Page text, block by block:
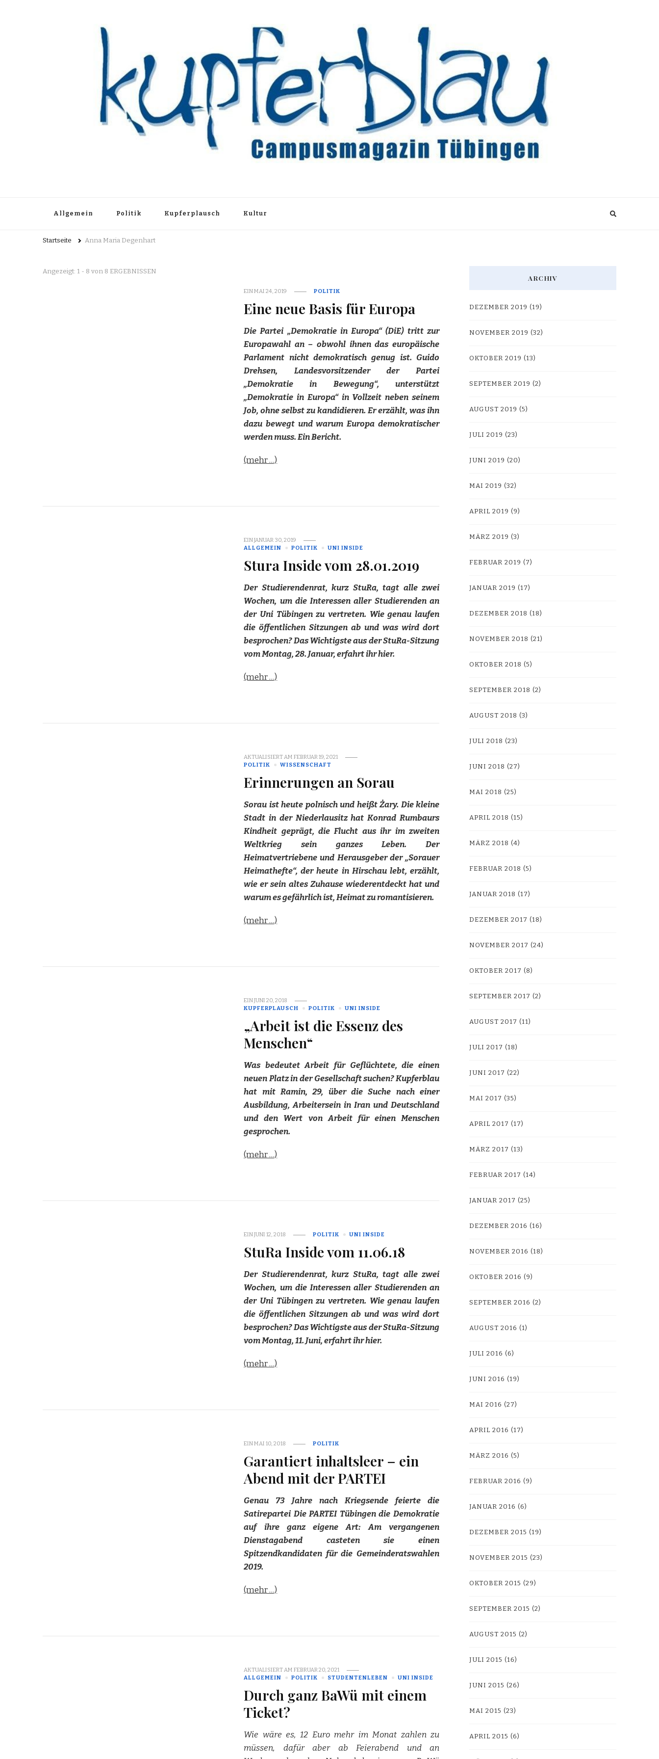
Kupferblau Archiv
Allgemein Politik Kupferplausch Kultur
Startseite Anna Maria Degenhart
Angezeigt: 1 - 8 von 8 ERGEBNISSEN
EINMAI 24, 2019 POLITIK
Eine neue Basis für Europa
Die Partei „Demokratie in Europa“ (DiE) tritt zur
Europawahl an – obwohl ihnen das europäische
Parlament nicht demokratisch genug ist. Guido
Drehsen, Landesvorsitzender der Partei
„Demokratie in Bewegung“, unterstützt
„Demokratie in Europa“ in Vollzeit neben seinem
Job, ohne selbst zu kandidieren. Er erzählt, was ihn
dazu bewegt und warum Europa demokratischer
werden muss. Ein Bericht.
(mehr …)
EINJANUAR 30, 2019
ALLGEMEIN
POLITIK UNI INSIDE
Stura Inside vom 28.01.2019
Der Studierendenrat, kurz StuRa, tagt alle zwei
Wochen, um die Interessen aller Studierenden an
der Uni Tübingen zu vertreten. Wie genau laufen
die öffentlichen Sitzungen ab und was wird dort
besprochen? Das Wichtigste aus der StuRa-Sitzung
vom Montag, 28. Januar, erfahrt ihr hier.
(mehr …)
AKTUALISIERT AMFEBRUAR 19, 2021
POLITIK
WISSENSCHAFT
Erinnerungen an Sorau
Sorau ist heute polnisch und heißt Żary. Die kleine
Stadt in der Niederlausitz hat Konrad Rumbaurs
Kindheit geprägt, die Flucht aus ihr im zweiten
Weltkrieg sein ganzes Leben. Der
Heimatvertriebene und Herausgeber der „Sorauer
Heimathefte“, der heute in Hirschau lebt, erzählt,
wie er sein altes Zuhause wiederentdeckt hat und
warum es gefährlich ist, Heimat zu romantisieren.
(mehr …)
EINJUNI 20, 2018
KUPFERPLAUSCH
POLITIK UNI INSIDE
„Arbeit ist die Essenz des
Menschen“
Was bedeutet Arbeit für Geflüchtete, die einen
neuen Platz in der Gesellschaft suchen? Kupferblau
hat mit Ramin, 29, über die Suche nach einer
Ausbildung, Arbeitersein in Iran und Deutschland
und den Wert von Arbeit für einen Menschen
gesprochen.
(mehr …)
EINJUNI 12, 2018 POLITIK UNI INSIDE
StuRa Inside vom 11.06.18
Der Studierendenrat, kurz StuRa, tagt alle zwei
Wochen, um die Interessen aller Studierenden an
der Uni Tübingen zu vertreten. Wie genau laufen
die öffentlichen Sitzungen ab und was wird dort
besprochen? Das Wichtigste aus der StuRa-Sitzung
vom Montag, 11. Juni, erfahrt ihr hier.
(mehr …)
EINMAI 10, 2018 POLITIK
Garantiert inhaltsleer – ein
Abend mit der PARTEI
Genau 73 Jahre nach Kriegsende feierte die
Satirepartei Die PARTEI Tübingen die Demokratie
auf ihre ganz eigene Art: Am vergangenen
Dienstagabend casteten sie einen
Spitzendkandidaten für die Gemeinderatswahlen
2019.
(mehr …)
AKTUALISIERT AMFEBRUAR 20, 2021
ALLGEMEIN
POLITIK STUDENTENLEBEN UNI INSIDE
Durch ganz BaWü mit einem
Ticket?
Wie wäre es, 12 Euro mehr im Monat zahlen zu
müssen, dafür aber ab Feierabend und an
ARCHIV
DEZEMBER 2019 (19)
NOVEMBER 2019 (32)
OKTOBER 2019 (13)
SEPTEMBER 2019 (2)
AUGUST 2019 (5)
JULI 2019 (23)
JUNI 2019 (20)
MAI 2019 (32)
APRIL 2019 (9)
MÄRZ 2019 (3)
FEBRUAR 2019 (7)
JANUAR 2019 (17)
DEZEMBER 2018 (18)
NOVEMBER 2018 (21)
OKTOBER 2018 (5)
SEPTEMBER 2018 (2)
AUGUST 2018 (3)
JULI 2018 (23)
JUNI 2018 (27)
MAI 2018 (25)
APRIL 2018 (15)
MÄRZ 2018 (4)
FEBRUAR 2018 (5)
JANUAR 2018 (17)
DEZEMBER 2017 (18)
NOVEMBER 2017 (24)
OKTOBER 2017 (8)
SEPTEMBER 2017 (2)
AUGUST 2017 (11)
JULI 2017 (18)
JUNI 2017 (22)
MAI 2017 (35)
APRIL 2017 (17)
MÄRZ 2017 (13)
FEBRUAR 2017 (14)
JANUAR 2017 (25)
DEZEMBER 2016 (16)
NOVEMBER 2016 (18)
OKTOBER 2016 (9)
SEPTEMBER 2016 (2)
AUGUST 2016 (1)
JULI 2016 (6)
JUNI 2016 (19)
MAI 2016 (27)
APRIL 2016 (17)
MÄRZ 2016 (5)
FEBRUAR 2016 (9)
JANUAR 2016 (6)
DEZEMBER 2015 (19)
NOVEMBER 2015 (23)
OKTOBER 2015 (29)
SEPTEMBER 2015 (2)
AUGUST 2015 (2)
JULI 2015 (16)
JUNI 2015 (26)
MAI 2015 (23)
APRIL 2015 (6)